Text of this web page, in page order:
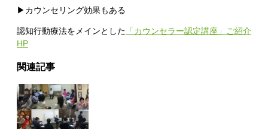
▶カウンセリング効果もある
認知行動療法をメインとした 「カウンセラー認定講座」ご紹介
HP
関連記事